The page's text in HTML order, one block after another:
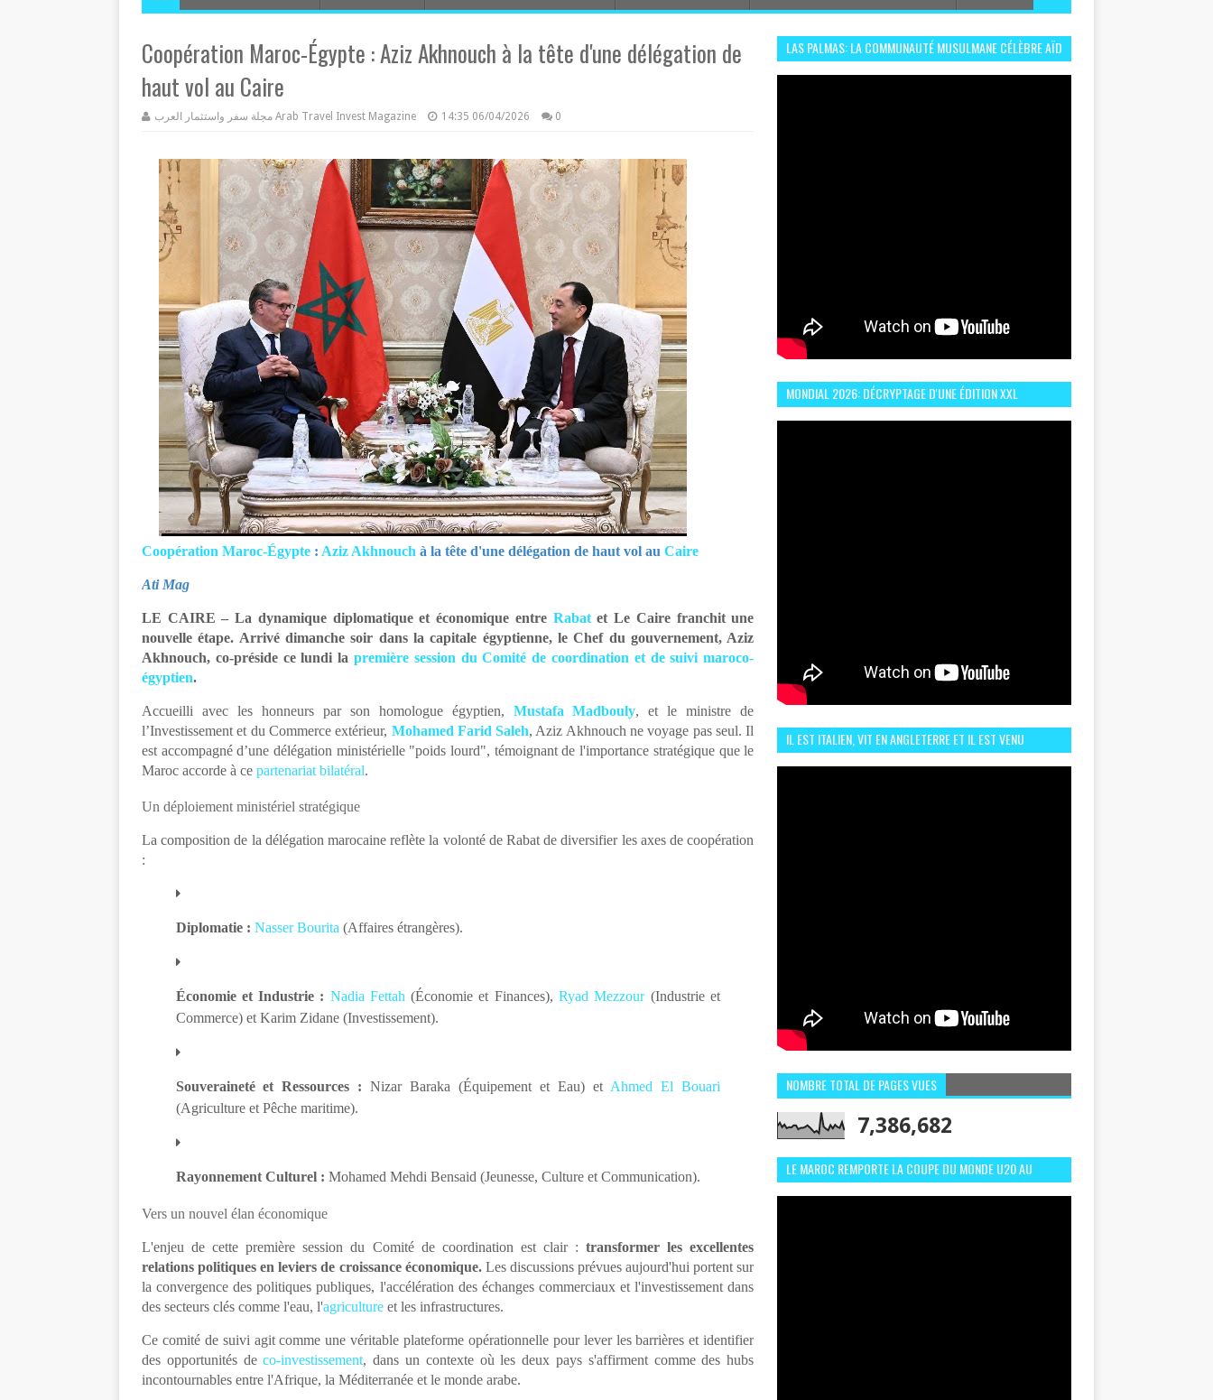
Coopération Maroc-Égypte : Aziz Akhnouch à la tête d'une délégation de
haut vol au Caire
مجلة سفر واستثمار العرب Arab Travel Invest Magazine 14:35 06/04/2026 0
Coopération Maroc-Égypte : Aziz Akhnouch à la tête d'une délégation de haut vol au Caire
Ati Mag
LE CAIRE – La dynamique diplomatique et économique entre Rabatet Le Caire franchit une
nouvelle étape. Arrivé dimanche soir dans la capitale égyptienne, le Chef du gouvernement, Aziz
Akhnouch, co-préside ce lundi lapremière session du Comité de coordination et de suivi maroco-
égyptien.
Accueilli avec les honneurs par son homologue égyptien, Mustafa Madbouly, et le ministre de
l’Investissement et du Commerce extérieur, Mohamed Farid Saleh, Aziz Akhnouch ne voyage pas seul. Il
est accompagné d’une délégation ministérielle "poids lourd", témoignant de l'importance stratégique que le
Maroc accorde à ce partenariat bilatéral.
Un déploiement ministériel stratégique
La composition de la délégation marocaine reflète la volonté de Rabat de diversifier les axes de coopération
:
Diplomatie : Nasser Bourita (Affaires étrangères).
Économie et Industrie : Nadia Fettah (Économie et Finances), Ryad Mezzour(Industrie et
Commerce) et Karim Zidane (Investissement).
Souveraineté et Ressources : Nizar Baraka (Équipement et Eau) et Ahmed El Bouari
(Agriculture et Pêche maritime).
Rayonnement Culturel : Mohamed Mehdi Bensaid (Jeunesse, Culture et Communication).
Vers un nouvel élan économique
L'enjeu de cette première session du Comité de coordination est clair :transformer les excellentes
relations politiques en leviers de croissance économique.Les discussions prévues aujourd'hui portent sur
la convergence des politiques publiques, l'accélération des échanges commerciaux et l'investissement dans
des secteurs clés comme l'eau, l'agriculture et les infrastructures.
Ce comité de suivi agit comme une véritable plateforme opérationnelle pour lever les barrières et identifier
des opportunités deco-investissement, dans un contexte où les deux pays s'affirment comme des hubs
incontournables entre l'Afrique, la Méditerranée et le monde arabe.
LAS PALMAS: LA COMMUNAUTÉ MUSULMANE CÉLÈBRE AÏD
MONDIAL 2026: DÉCRYPTAGE D'UNE ÉDITION XXL
IL EST ITALIEN, VIT EN ANGLETERRE ET IL EST VENU
NOMBRE TOTAL DE PAGES VUES
7,386,682
LE MAROC REMPORTE LA COUPE DU MONDE U20 AU